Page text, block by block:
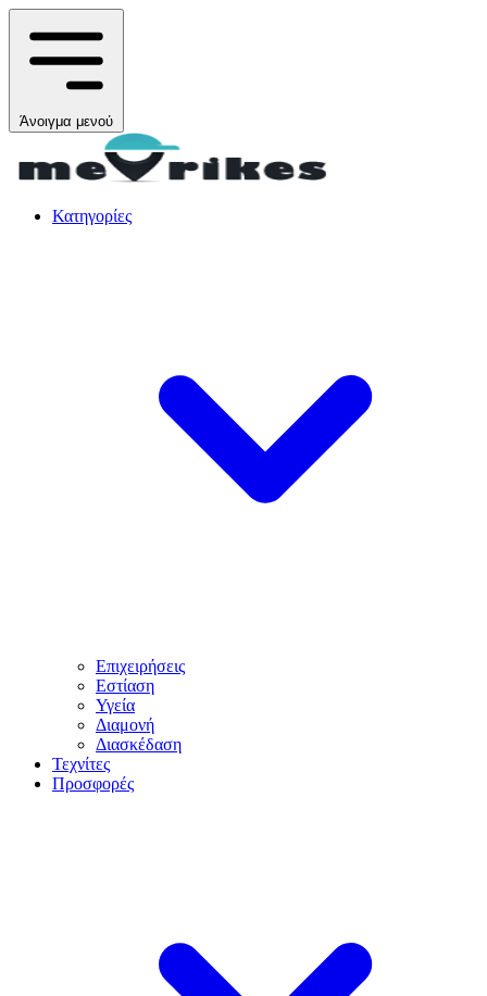
Άνοιγμα μενού
Κατηγορίες
Επιχειρήσεις
Εστίαση
Υγεία
Διαμονή
Διασκέδαση
Τεχνίτες
Προσφορές